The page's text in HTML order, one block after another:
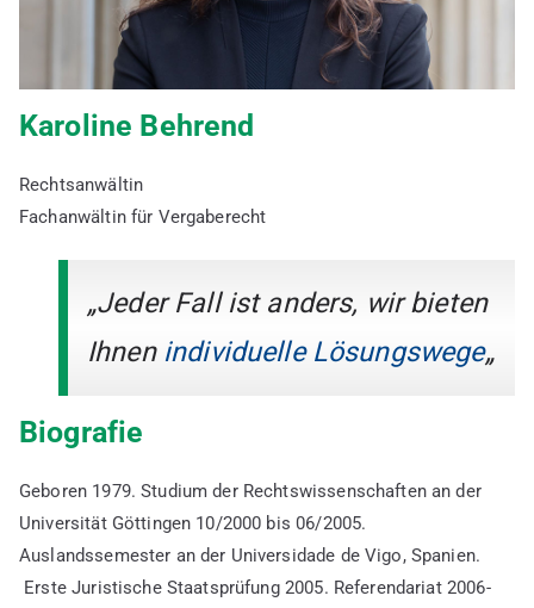
Karoline Behrend
Rechtsanwältin
Fachanwältin für Vergaberecht
„Jeder Fall ist anders, wir bieten
Ihnen individuelle Lösungswege„
Biografie
Geboren 1979. Studium der Rechtswissenschaften an der
Universität Göttingen 10/2000 bis 06/2005.
Auslandssemester an der Universidade de Vigo, Spanien.
Erste Juristische Staatsprüfung 2005. Referendariat 2006-